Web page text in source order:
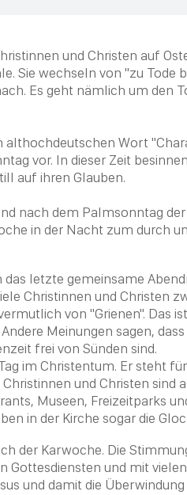
und Christen auf
Sie wechseln von "zu Tode
Es geht nämlich um den
althochdeutschen Wort
vor. In dieser Zeit
auf ihren Glauben.
nach dem Palmsonntag der
in der Nacht zum durch
das letzte gemeinsame
Christinnen und Christen
von "Grienen". Das
Meinungen sagen,
frei von Sünden sind.
im Christentum. Er steht
und Christen sind
Museen, Freizeitparks
in der Kirche sogar die
der Karwoche. Die
Gottesdiensten und mit
und damit die Überwindung